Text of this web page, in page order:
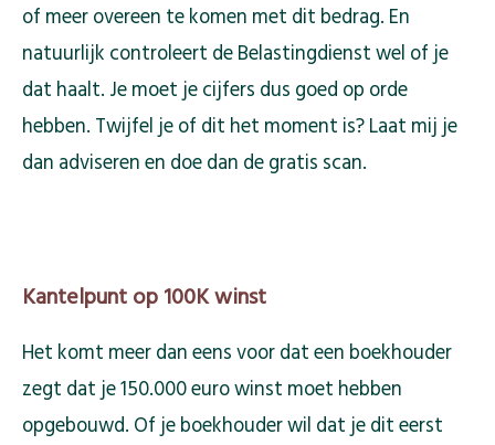
of meer overeen te komen met dit bedrag. En
natuurlijk controleert de Belastingdienst wel of je
dat haalt. Je moet je cijfers dus goed op orde
hebben. Twijfel je of dit het moment is? Laat mij je
dan adviseren en doe dan de gratis scan.
Kantelpunt op 100K winst
Het komt meer dan eens voor dat een boekhouder
zegt dat je 150.000 euro winst moet hebben
opgebouwd. Of je boekhouder wil dat je dit eerst